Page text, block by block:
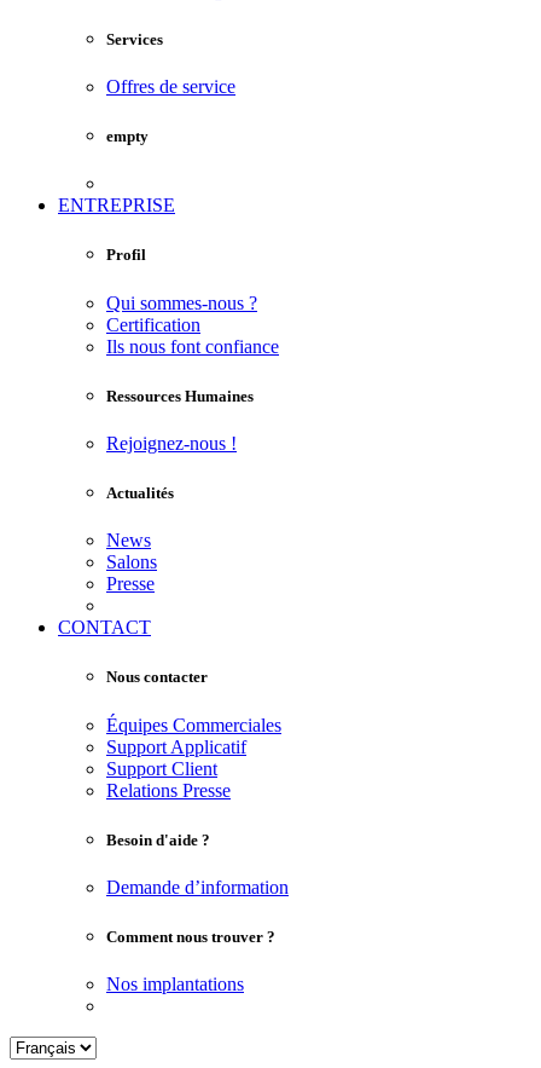
Services
Offres de service
empty
ENTREPRISE
Profil
Qui sommes-nous ?
Certification
Ils nous font confiance
Ressources Humaines
Rejoignez-nous !
Actualités
News
Salons
Presse
CONTACT
Nous contacter
Équipes Commerciales
Support Applicatif
Support Client
Relations Presse
Besoin d'aide ?
Demande d’information
Comment nous trouver ?
Nos implantations